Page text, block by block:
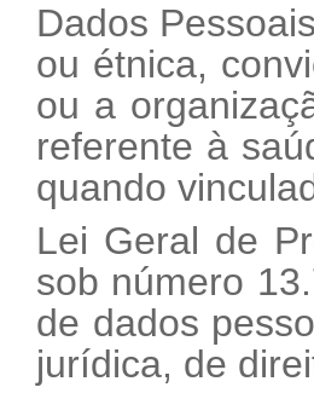
Dados
ou étnica,
ou a
referente à
quando
Lei Geral de
sob número
de dados
jurídica, de